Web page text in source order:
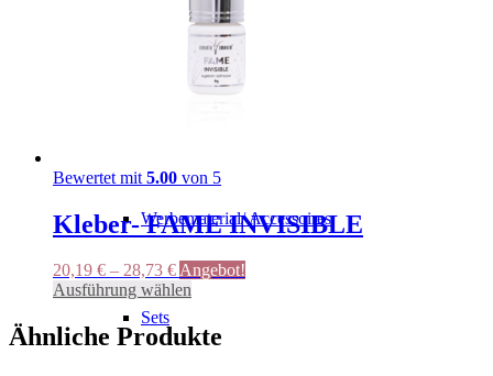
Kleberunterlage
Werbematerial/ Accessoires
Sets
Bewertet mit 5.00 von 5
Kleber- FAME INVISIBLE
20,19 € – 28,73 €Angebot!
Ausführung wählen
weist
mehrere
Ähnliche Produkte